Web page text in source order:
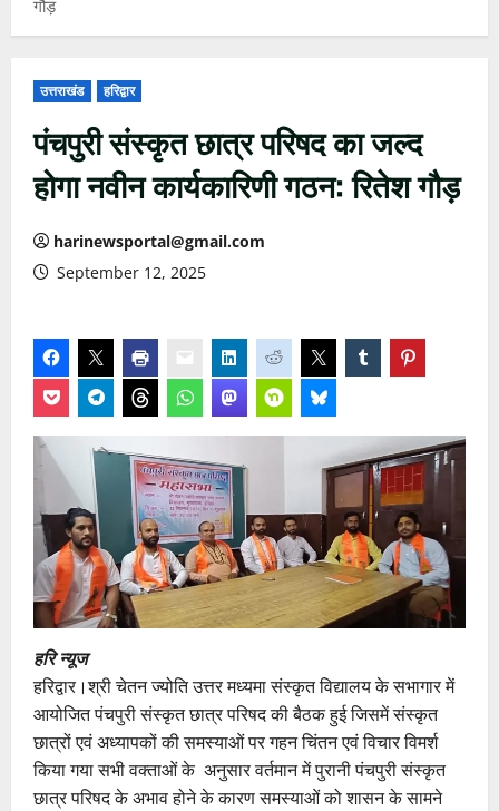
गौड़
उत्तराखंड हरिद्वार
पंचपुरी संस्कृत छात्र परिषद का जल्द
होगा नवीन कार्यकारिणी गठन: रितेश गौड़
harinewsportal@gmail.com
September 12, 2025
हरि न्यूज
हरिद्वार।श्री चेतन ज्योति उत्तर मध्यमा संस्कृत विद्यालय के सभागार में
आयोजित पंचपुरी संस्कृत छात्र परिषद की बैठक हुई जिसमें संस्कृत
छात्रों एवं अध्यापकों की समस्याओं पर गहन चिंतन एवं विचार विमर्श
किया गया सभी वक्ताओं के अनुसार वर्तमान में पुरानी पंचपुरी संस्कृत
छात्र परिषद के अभाव होने के कारण समस्याओं को शासन के सामने